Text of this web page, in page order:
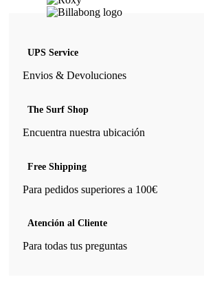
UPS Service
Envios & Devoluciones
The Surf Shop
Encuentra nuestra ubicación
Free Shipping
Para pedidos superiores a 100€
Atención al Cliente
Para todas tus preguntas